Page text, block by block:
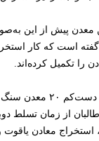
معدن پیش از این
است که کار
را تکمیل کرده‌اند.
آبشار پنجشیر تثبیث شده است.
از زمان تسلط
استخراج معادن یاقوت